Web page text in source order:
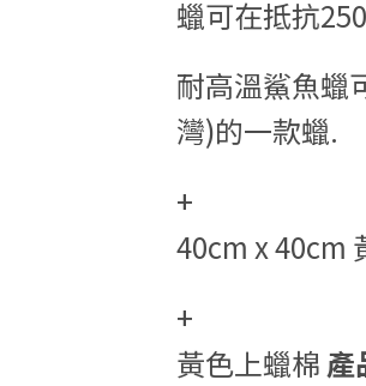
蠟可在抵抗
耐高溫鯊魚蠟
灣)的一款蠟.
+
40cm x 40cm
+
黃色上蠟棉 產